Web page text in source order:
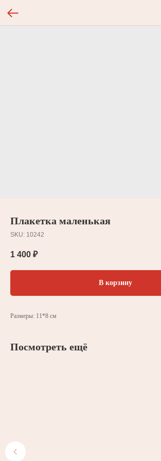
Плакетка маленькая
SKU: 10242
1 400 ₽
В корзину
Размеры: 11*8 см
Посмотреть ещё